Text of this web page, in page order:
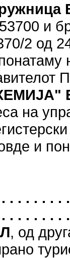
и
2 од
на
и
. . . . . .
. . . . . . .
, од